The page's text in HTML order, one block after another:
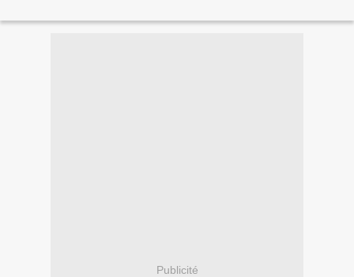
Publicité